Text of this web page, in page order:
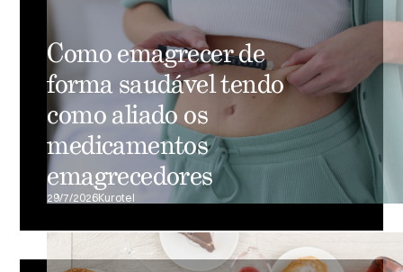
Como emagrecer de
forma saudável tendo
como aliado os
medicamentos
emagrecedores
29/7/2026Kurotel